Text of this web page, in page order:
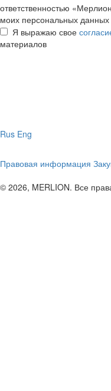
ответственностью
моих персональных данных
Я выражаю свое
материалов
Rus Eng
Правовая информация
© 2026, MERLION. Все